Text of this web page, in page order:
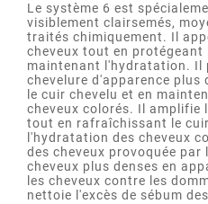
Le système 6 est
visiblement clairsemés,
traités chimiquement. Il
cheveux tout en protégeant
maintenant l'hydratation. Il
chevelure d'apparence plus
le cuir chevelu et en
cheveux colorés. Il amplifie
tout en rafraîchissant le
l'hydratation des cheveux
des cheveux provoquée par
cheveux plus denses en
les cheveux contre les
nettoie l'excès de sébum